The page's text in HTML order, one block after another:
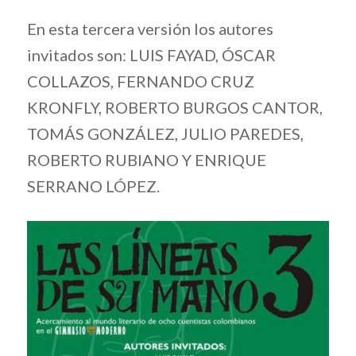
En esta tercera versión los autores
invitados son: LUIS FAYAD, ÓSCAR
COLLAZOS, FERNANDO CRUZ
KRONFLY, ROBERTO BURGOS CANTOR,
TOMÁS GONZÁLEZ, JULIO PAREDES,
ROBERTO RUBIANO Y ENRIQUE
SERRANO LÓPEZ.